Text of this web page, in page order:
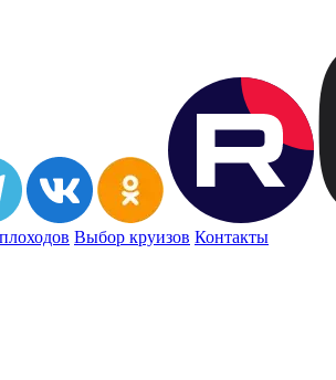
Выбор круизов Контакты